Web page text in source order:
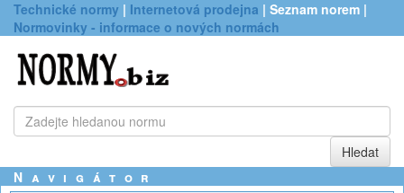
Technické normy | Internetová prodejna | Seznam norem |
Normovinky - informace o nových normách
Navigátor